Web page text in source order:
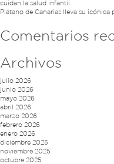
cuidan la salud infantil
Plátano de Canarias lleva su icónica
Comentarios
Archivos
julio 2026
junio 2026
mayo 2026
abril 2026
marzo 2026
febrero 2026
enero 2026
diciembre 2025
noviembre 2025
octubre 2025